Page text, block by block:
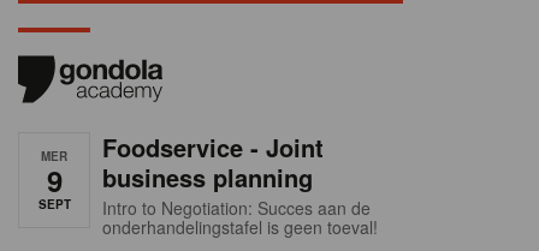
MER
9
SEPT
Foodservice - Joint
business planning
Intro to Negotiation: Succes aan de
onderhandelingstafel is geen toeval!